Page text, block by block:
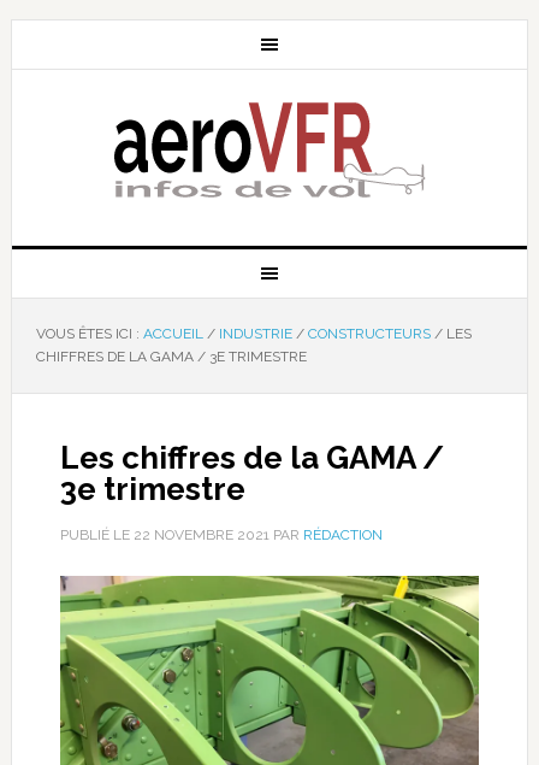
VOUS ÊTES ICI : ACCUEIL / INDUSTRIE / CONSTRUCTEURS /LES
CHIFFRES DE LA GAMA / 3E TRIMESTRE
Les chiffres de la GAMA /
3e trimestre
PUBLIÉ LE 22 NOVEMBRE 2021PAR RÉDACTION